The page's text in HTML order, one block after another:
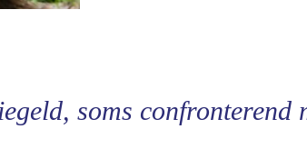
soms confronterend